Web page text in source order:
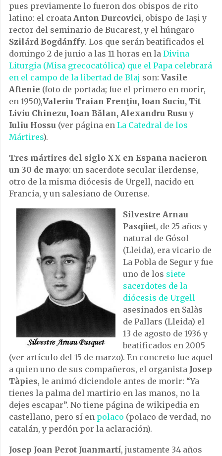
pues previamente lo fueron dos obispos de rito
latino: el croata Anton Durcovici, obispo de Iași y
rector del seminario de Bucarest, y el húngaro
Szilárd Bogdánffy. Los que serán beatificados el
domingo 2 de junio a las 11 horas en la Divina
Liturgia (Misa grecocatólica) que el Papa celebrará
en el campo de la libertad de Blaj son: Vasile
Aftenie (foto de portada; fue el primero en morir,
en 1950),Valeriu Traian Frenţiu, Ioan Suciu, Tit
Liviu Chinezu, Ioan Bălan, Alexandru Rusuy
Iuliu Hossu (ver página en La Catedral de los
Mártires).
Tres mártires del siglo XX en España nacieron
un 30 de mayo: un sacerdote secular ilerdense,
otro de la misma diócesis de Urgell, nacido en
Francia, y un salesiano de Ourense.
Silvestre Arnau
Pasqüet, de 25 años y
natural de Gósol
(Lleida), era vicario de
La Pobla de Segur y fue
uno de los siete
sacerdotes de la
diócesis de Urgell
asesinados en Salàs
de Pallars (Lleida) el
13 de agosto de 1936 y
beatificados en 2005
(ver artículo del 15 de marzo). En concreto fue aquel
a quien uno de sus compañeros, el organista Josep
Tàpies, le animó diciendole antes de morir: “Ya
tienes la palma del martirio en las manos, no la
dejes escapar”. No tiene página de wikipedia en
castellano, pero sí en polaco (polaco de verdad, no
catalán, y perdón por la aclaración).
Josep Joan Perot Juanmartí, justamente 34 años